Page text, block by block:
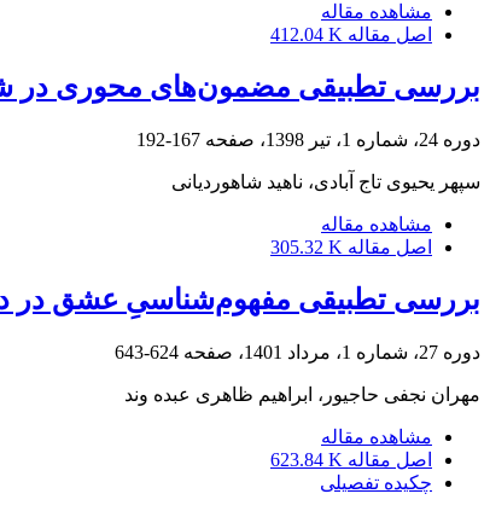
مشاهده مقاله
اصل مقاله 412.04 K
بررسی تطبیقی مضمون‌های محوری در
دوره 24، شماره 1، تیر 1398، صفحه 167-192
سپهر یحیوی تاج آبادی، ناهید شاهوردیانی
مشاهده مقاله
اصل مقاله 305.32 K
بررسی تطبیقی مفهوم‌شناسیِ عشق در
دوره 27، شماره 1، مرداد 1401، صفحه 624-643
مهران نجفی حاجیور، ابراهیم ظاهری عبده وند
مشاهده مقاله
اصل مقاله 623.84 K
چکیده تفصیلی